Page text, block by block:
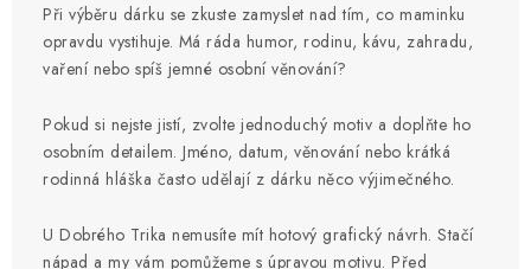
Při výběru dárku se zkuste zamyslet nad tím, co maminku
opravdu vystihuje. Má ráda humor, rodinu, kávu, zahradu,
vaření nebo spíš jemné osobní věnování?
Pokud si nejste jistí, zvolte jednoduchý motiv a doplňte ho
osobním detailem. Jméno, datum, věnování nebo krátká
rodinná hláška často udělají z dárku něco výjimečného.
U Dobrého Trika nemusíte mít hotový grafický návrh. Stačí
nápad a my vám pomůžeme s úpravou motivu. Před